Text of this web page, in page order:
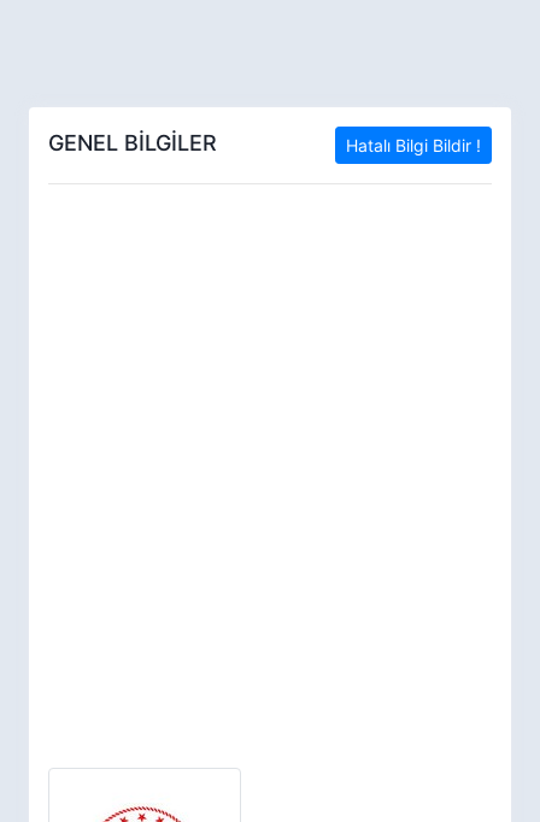
GENEL BİLGİLER Hatalı Bilgi Bildir !